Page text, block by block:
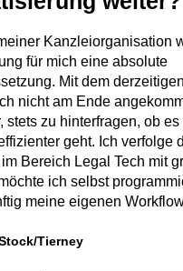
Kanzleiorganisation
für mich eine absolute
Mit dem
nicht am Ende
stets zu hinterfragen, ob
geht. Ich verfolge
Bereich Legal Tech mit
ich selbst
meine eigenen
Tierney